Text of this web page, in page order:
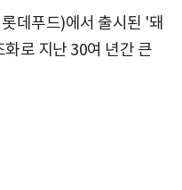
데푸드)에서 출시된 '돼
로 지난 30여 년간 큰